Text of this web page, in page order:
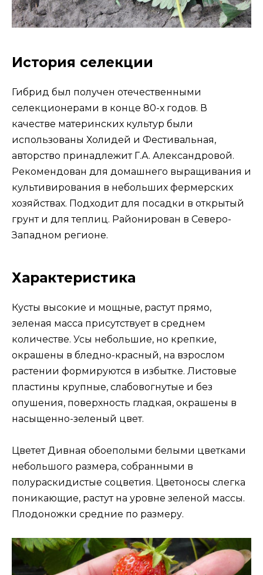
История селекции
Гибрид был получен отечественными
селекционерами в конце 80-х годов. В
качестве материнских культур были
использованы Холидей и Фестивальная,
авторство принадлежит Г.А. Александровой.
Рекомендован для домашнего выращивания и
культивирования в небольших фермерских
хозяйствах. Подходит для посадки в открытый
грунт и для теплиц. Районирован в Северо-
Западном регионе.
Характеристика
Кусты высокие и мощные, растут прямо,
зеленая масса присутствует в среднем
количестве. Усы небольшие, но крепкие,
окрашены в бледно-красный, на взрослом
растении формируются в избытке. Листовые
пластины крупные, слабовогнутые и без
опушения, поверхность гладкая, окрашены в
насыщенно-зеленый цвет.
Цветет Дивная обоеполыми белыми цветками
небольшого размера, собранными в
полураскидистые соцветия. Цветоносы слегка
поникающие, растут на уровне зеленой массы.
Плодоножки средние по размеру.